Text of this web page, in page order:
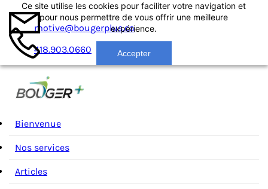
Ce site utilise les cookies pour faciliter votre navigation et
pour nous permettre de vous offrir une meilleure
expérience.
Accepter
motive@bougerplus.ca
418.903.0660
Bienvenue
Nos services
Articles